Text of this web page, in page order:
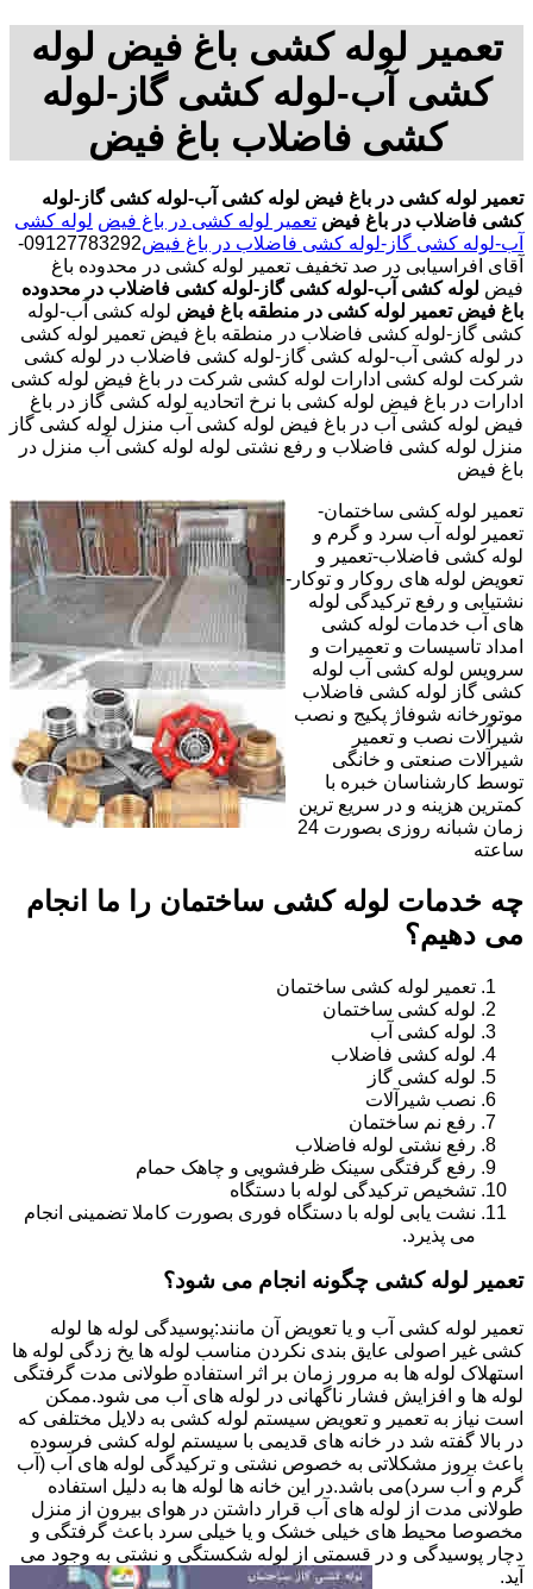
تعمیر لوله کشی باغ فیض لوله
کشی آب-لوله کشی گاز-لوله
کشی فاضلاب باغ فیض
تعمیر لوله کشی در باغ فیض لوله کشی آب-لوله کشی گاز-لوله
کشی فاضلاب در باغ فیض تعمیر لوله کشی در باغ فیض لوله کشی
آب-لوله کشی گاز-لوله کشی فاضلاب در باغ فیض
09127783292-
آقای افراسیابی در صد تخفیف تعمیر لوله کشی در محدوده باغ
فیض لوله کشی آب-لوله کشی گاز-لوله کشی فاضلاب در محدوده
باغ فیض تعمیر لوله کشی در منطقه باغ فیض لوله کشی آب-لوله
کشی گاز-لوله کشی فاضلاب در منطقه باغ فیض تعمیر لوله کشی
در لوله کشی آب-لوله کشی گاز-لوله کشی فاضلاب در لوله کشی
شرکت لوله کشی ادارات لوله کشی شرکت در باغ فیض لوله کشی
ادارات در باغ فیض لوله کشی با نرخ اتحادیه لوله کشی گاز در باغ
فیض لوله کشی آب در باغ فیض لوله کشی آب منزل لوله کشی گاز
منزل لوله کشی فاضلاب و رفع نشتی لوله لوله کشی آب منزل در
باغ فیض
تعمیر لوله کشی ساختمان-
تعمیر لوله آب سرد و گرم و
لوله کشی فاضلاب-تعمیر و
تعویض لوله های روکار و توکار-
نشتیابی و رفع ترکیدگی لوله
های آب خدمات لوله کشی
امداد تاسیسات و تعمیرات و
سرویس لوله کشی آب لوله
کشی گاز لوله کشی فاضلاب
موتورخانه شوفاژ پکیج و نصب
شیرآلات نصب و تعمیر
شیرآلات صنعتی و خانگی
توسط کارشناسان خبره با
کمترین هزینه و در سریع ترین
زمان شبانه روزی بصورت 24
ساعته
چه خدمات لوله کشی ساختمان را ما انجام
می دهیم؟
تعمیر لوله کشی ساختمان
لوله کشی ساختمان
لوله کشی آب
لوله کشی فاضلاب
لوله کشی گاز
نصب شیرآلات
رفع نم ساختمان
رفع نشتی لوله فاضلاب
رفع گرفتگی سینک ظرفشویی و چاهک حمام
تشخیص ترکیدگی لوله با دستگاه
نشت یابی لوله با دستگاه فوری بصورت کاملا تضمینی انجام
می پذیرد.
تعمیر لوله کشی چگونه انجام می شود؟
تعمیر لوله کشی آب و یا تعویض آن مانند:پوسیدگی لوله ها لوله
کشی غیر اصولی عایق بندی نکردن مناسب لوله ها یخ زدگی لوله ها
استهلاک لوله ها به مرور زمان بر اثر استفاده طولانی مدت گرفتگی
لوله ها و افزایش فشار ناگهانی در لوله های آب می شود.ممکن
است نیاز به تعمیر و تعویض سیستم لوله کشی به دلایل مختلفی که
در بالا گفته شد در خانه های قدیمی با سیستم لوله کشی فرسوده
باعث بروز مشکلاتی به خصوص نشتی و ترکیدگی لوله های آب (آب
گرم و آب سرد)می باشد.در این خانه ها لوله ها به دلیل استفاده
طولانی مدت از لوله های آب قرار داشتن در هوای بیرون از منزل
مخصوصا محیط های خیلی خشک و یا خیلی سرد باعث گرفتگی و
دچار پوسیدگی و در قسمتی از لوله شکستگی و نشتی به وجود می
آید.